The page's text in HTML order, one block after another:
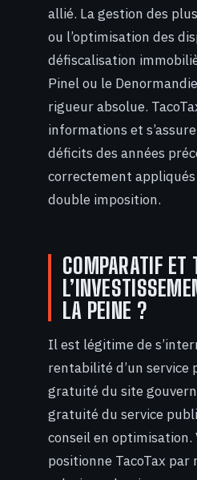
allié. La gestion des
ou l’optimisation des
défiscalisation
Pinel ou le
rigueur absolue.
informations et
déficits des années
correctement
double imposition.
COMPARATIF ET
LA PEINE ?
Il est légitime de
rentabilité d’un service
gratuité du site
gratuité du service
conseil en optimisation.
positionne TacoTax par